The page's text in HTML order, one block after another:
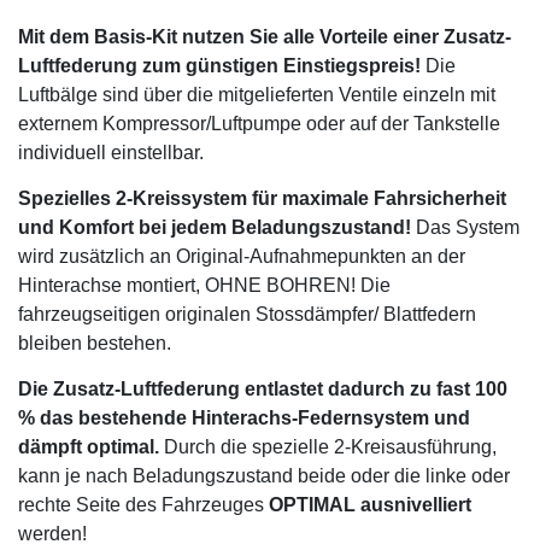
Mit dem Basis-Kit nutzen Sie alle Vorteile einer Zusatz-
Luftfederung zum günstigen Einstiegspreis! Die
Luftbälge sind über die mitgelieferten Ventile einzeln mit
externem Kompressor/Luftpumpe oder auf der Tankstelle
individuell einstellbar.
Spezielles 2-Kreissystem für maximale Fahrsicherheit
und Komfort bei jedem Beladungszustand! Das System
wird zusätzlich an Original-Aufnahmepunkten an der
Hinterachse montiert, OHNE BOHREN! Die
fahrzeugseitigen originalen Stossdämpfer/ Blattfedern
bleiben bestehen.
Die Zusatz-Luftfederung entlastet dadurch zu fast 100
% das bestehende Hinterachs-Federnsystem und
dämpft optimal. Durch die spezielle 2-Kreisausführung,
kann je nach Beladungszustand beide oder die linke oder
rechte Seite des Fahrzeuges OPTIMAL ausnivelliert
werden!